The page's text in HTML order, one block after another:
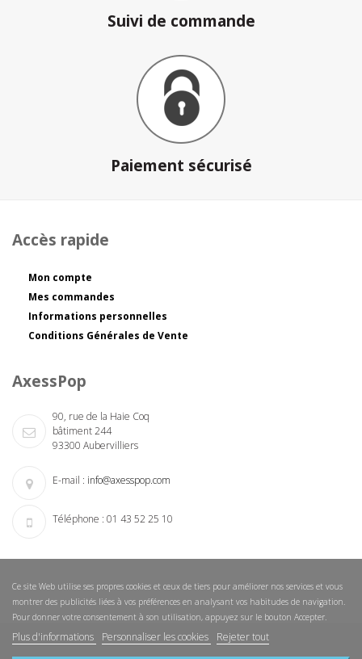
Suivi de commande
Paiement sécurisé
Accès rapide
Mon compte
Mes commandes
Informations personnelles
Conditions Générales de Vente
AxessPop
90, rue de la Haie Coq
bâtiment 244
93300 Aubervilliers
E-mail : info@axesspop.com
Téléphone : 01 43 52 25 10
Ce site Web utilise ses propres cookies et ceux de tiers pour améliorer nos services et vous
montrer des publicités liées à vos préférences en analysant vos habitudes de navigation.
Pour donner votre consentement à son utilisation, appuyez sur le bouton Accepter.
Plus d'informations Personnaliser les cookies Rejeter tout